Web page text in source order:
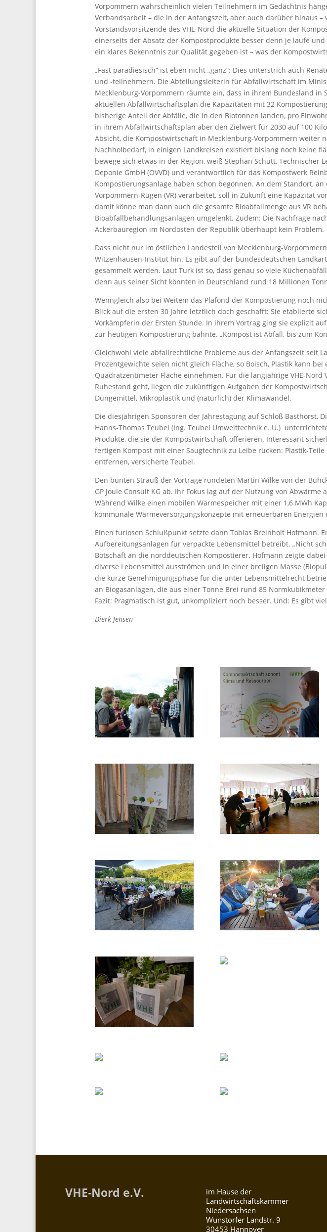
Vorpommern wahrscheinlich vielen Teilnehmern im Gedächtnis
Verbandsarbeit – die in der Anfangszeit, aber auch darüber hinaus
Vorstandsvorsitzende des VHE-Nord die aktuelle Situation der
einerseits der Absatz der Kompostprodukte besser denn je laufe
ein klares Bekenntnis zur Qualität gegeben ist – was der
„Fast paradiesisch“ ist eben nicht „ganz“: Dies unterstrich auch
und -teilnehmern. Die Abteilungsleiterin für Abfallwirtschaft im
Mecklenburg-Vorpommern räumte ein, dass in ihrem Bundesland
aktuellen Abfallwirtschaftsplan die Kapazitäten mit 32
bisherige Anteil der Abfälle, die in den Biotonnen landen, pro
in ihrem Abfallwirtschaftsplan aber den Zielwert für 2030 auf 100
Absicht, die Kompostwirtschaft in Mecklenburg-Vorpommern weiter
Nachholbedarf, in einigen Landkreisen existiert bislang noch keine
bewege sich etwas in der Region, weiß Stephan Schütt,
Deponie GmbH (OVVD) und verantwortlich für das Kompostwerk
Kompostierungsanlage haben schon begonnen. An dem Standort,
Vorpommern-Rügen (VR) verarbeitet, soll in Zukunft eine Kapazität
damit könne man dann auch die gesamte Bioabfallmenge aus VR
Bioabfallbehandlungsanlagen umgelenkt. Zudem: Die Nachfrage
Ackerbauregion im Nordosten der Republik überhaupt kein Problem.
Dass nicht nur im östlichen Landesteil von Mecklenburg-
Witzenhausen-Institut hin. Es gibt auf der bundesdeutschen
gesammelt werden. Laut Turk ist so, dass genau so viele
denn aus seiner Sicht könnten in Deutschland rund 18 Millionen
Wenngleich also bei Weitem das Plafond der Kompostierung noch
Blick auf die ersten 30 Jahre letztlich doch geschafft: Sie etablierte
Vorkämpferin der Ersten Stunde. In ihrem Vortrag ging sie explizit
zur heutigen Kompostierung bahnte. „Kompost ist Abfall, bis zum
Gleichwohl viele abfallrechtliche Probleme aus der Anfangszeit seit
Prozentgewichte seien nicht gleich Fläche, so Boisch, Plastik kann
Quadratzentimeter Fläche einnehmen. Für die langjährige VHE-
Ruhestand geht, liegen die zukünftigen Aufgaben der
Düngemittel, Mikroplastik und (natürlich) der Klimawandel.
Die diesjährigen Sponsoren der Jahrestagung auf Schloß Basthorst,
Hanns-Thomas Teubel (Ing. Teubel Umwelttechnik e. U.)
Produkte, die sie der Kompostwirtschaft offerieren. Interessant
fertigen Kompost mit einer Saugtechnik zu Leibe rücken: Plastik-
entfernen, versicherte Teubel.
Den bunten Strauß der Vorträge rundeten Martin Wilke von der
GP Joule Consult KG ab. Ihr Fokus lag auf der Nutzung von
Während Wilke einen mobilen Wärmespeicher mit einer 1,6 MWh
kommunale Wärmeversorgungskonzepte mit erneuerbaren
Einen furiosen Schlußpunkt setzte dann Tobias Breinholt Hofmann.
Aufbereitungsanlagen für verpackte Lebensmittel betreibt. „Nicht
Botschaft an die norddeutschen Kompostierer. Hofmann zeigte
diverse Lebensmittel ausströmen und in einer breiigen Masse
die kurze Genehmigungsphase für die unter Lebensmittelrecht
an Biogasanlagen, die aus einer Tonne Brei rund 85
Fazit: Pragmatisch ist gut, unkompliziert noch besser. Und: Es gibt
Dierk Jensen
VHE-Nord e.V.
im Hause der
Landwirtschaftskammer
Niedersachsen
Wunstorfer Landstr. 9
30453 Hannover